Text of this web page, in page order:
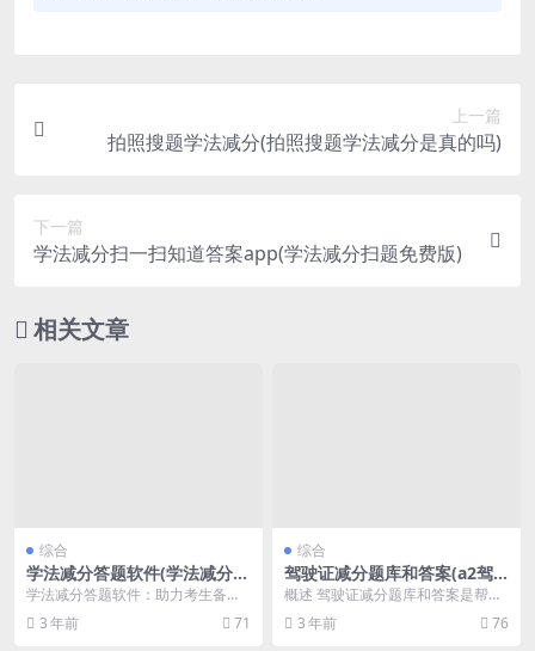
上一篇
拍照搜题学法减分(拍照搜题学法减分是真的吗)
下一篇
学法减分扫一扫知道答案app(学法减分扫题免费版)
相关文章
综合
学法减分答题软件(学法减分答
题软件合集)
学法减分答题软件：助力考生备战
司法考试 司法考试是众多法学专业
毕业生的梦想，但是...
3 年前 71
综合
驾驶证减分题库和答案(a2驾
驶证减分题库和答案)
概述 驾驶证减分题库和答案是帮助
驾驶人员更好地了解交通法规以及
提高驾驶技能的一种...
3 年前 76